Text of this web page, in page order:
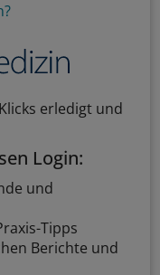
erledigt und
Login:
und
Tipps
Berichte und